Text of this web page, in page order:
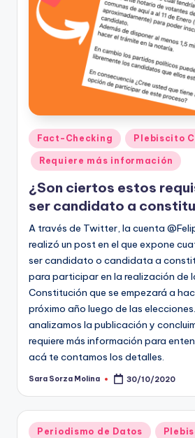
F
a
c
-
C
h
e
c
ki
n
g
Publicado
en
Fact-Checking Plebiscito
Requiere más información
¿Son ciertos estos
ser candidato a
A través de Twitter, la cuenta
realizó un post en el que expone
ser candidato o candidata a
para participar en la realización de
Constitución que se empezará a
próximo año luego de las
analizamos la publicación y
requiere más información para
acá te contamos los detalles.
Publicado
Sara Sorza Molina 30/10/2020
Publicado
Periodismo de Datos